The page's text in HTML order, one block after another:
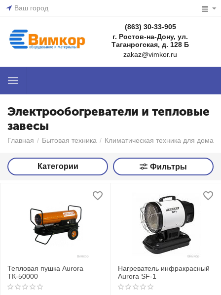
Ваш город
(863) 30-33-905
г. Ростов-на-Дону, ул.
Таганрогская, д. 128 Б
zakaz@vimkor.ru
Электрообогреватели и тепловые
завесы
Главная / Бытовая техника / Климатическая техника для дома
Категории Фильтры
Тепловая пушка Aurora
ТК-50000
Нагреватель инфракрасный
Aurora SF-1